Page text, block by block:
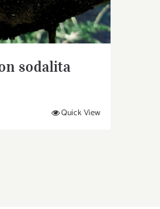
sodalita
Quick View